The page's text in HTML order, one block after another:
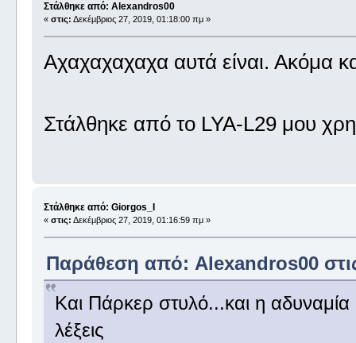
Στάλθηκε από: Alexandros00
« στις: Δεκέμβριος 27, 2019, 01:18:00 πμ »
Αχαχαχαχαχα αυτά είναι. Ακόμα
Στάλθηκε από το LYA-L29 μου
Στάλθηκε από: Giorgos_I
« στις: Δεκέμβριος 27, 2019, 01:16:59 πμ »
Παράθεση από: Alexandros00
Και Πάρκερ στυλό...και η αδυναμία
λέξεις